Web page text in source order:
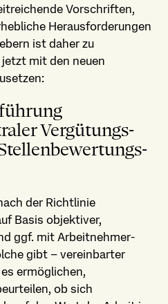
Vorschriften,
Herausforderungen
ist daher zu
mit den neuen
Vergütungs­
der Richtlinie
Basis objektiver,
ggf. mit Arbeit­nehmer­
gibt – vereinbarter
ermöglichen,
ob sich